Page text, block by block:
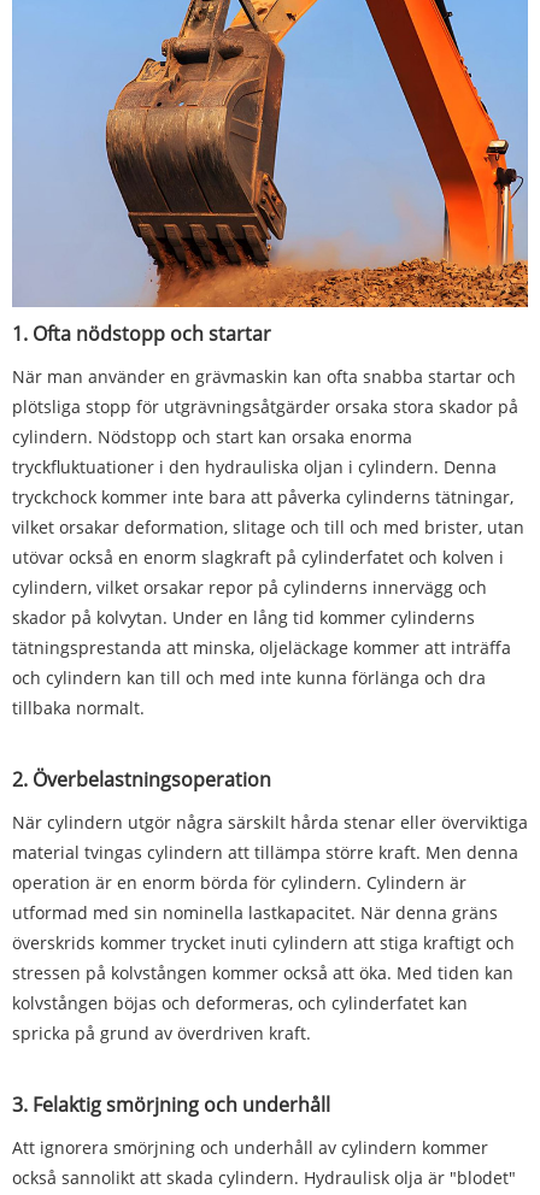
1. Ofta nödstopp och startar
När man använder en grävmaskin kan ofta snabba startar och
plötsliga stopp för utgrävningsåtgärder orsaka stora skador på
cylindern. Nödstopp och start kan orsaka enorma
tryckfluktuationer i den hydrauliska oljan i cylindern. Denna
tryckchock kommer inte bara att påverka cylinderns tätningar,
vilket orsakar deformation, slitage och till och med brister, utan
utövar också en enorm slagkraft på cylinderfatet och kolven i
cylindern, vilket orsakar repor på cylinderns innervägg och
skador på kolvytan. Under en lång tid kommer cylinderns
tätningsprestanda att minska, oljeläckage kommer att inträffa
och cylindern kan till och med inte kunna förlänga och dra
tillbaka normalt.
2. Överbelastningsoperation
När cylindern utgör några särskilt hårda stenar eller överviktiga
material tvingas cylindern att tillämpa större kraft. Men denna
operation är en enorm börda för cylindern. Cylindern är
utformad med sin nominella lastkapacitet. När denna gräns
överskrids kommer trycket inuti cylindern att stiga kraftigt och
stressen på kolvstången kommer också att öka. Med tiden kan
kolvstången böjas och deformeras, och cylinderfatet kan
spricka på grund av överdriven kraft.
3. Felaktig smörjning och underhåll
Att ignorera smörjning och underhåll av cylindern kommer
också sannolikt att skada cylindern. Hydraulisk olja är "blodet"